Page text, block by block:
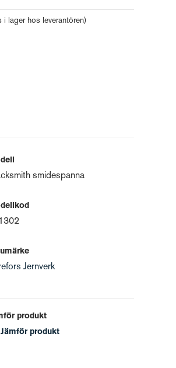
i lager hos leverantören)
smidespanna
Jernverk
produkt
Jämför produkt